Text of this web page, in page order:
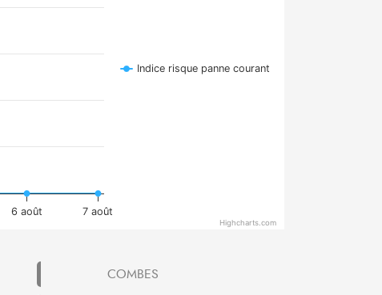
Indice risque panne courant
6 août 7 août
Highcharts.com
COMBES